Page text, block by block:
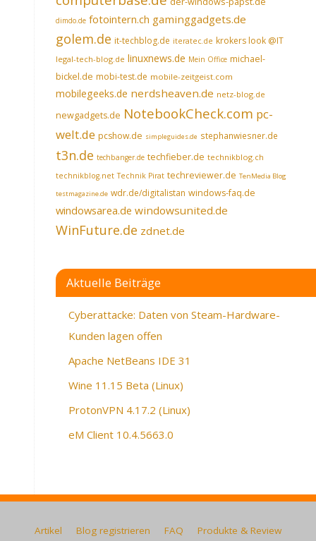
dimdo.de fotointern.ch gaminggadgets.de
golem.de it-techblog.de iteratec.de krokers look @IT
legal-tech-blog.de linuxnews.de Mein Office michael-
bickel.de mobi-test.de mobile-zeitgeist.com
mobilegeeks.de nerdsheaven.de netz-blog.de
newgadgets.de NotebookCheck.com pc-
welt.de pcshow.de simpleguides.de stephanwiesner.de
t3n.de techbanger.de techfieber.de technikblog.ch
technikblog.net Technik Pirat techreviewer.de TenMedia Blog
testmagazine.de wdr.de/digitalistan windows-faq.de
windowsarea.de windowsunited.de
WinFuture.de zdnet.de
Aktuelle Beiträge
Cyberattacke: Daten von Steam-Hardware-
Kunden lagen offen
Apache NetBeans IDE 31
Wine 11.15 Beta (Linux)
ProtonVPN 4.17.2 (Linux)
eM Client 10.4.5663.0
Artikel Blog registrieren FAQ Produkte & Review